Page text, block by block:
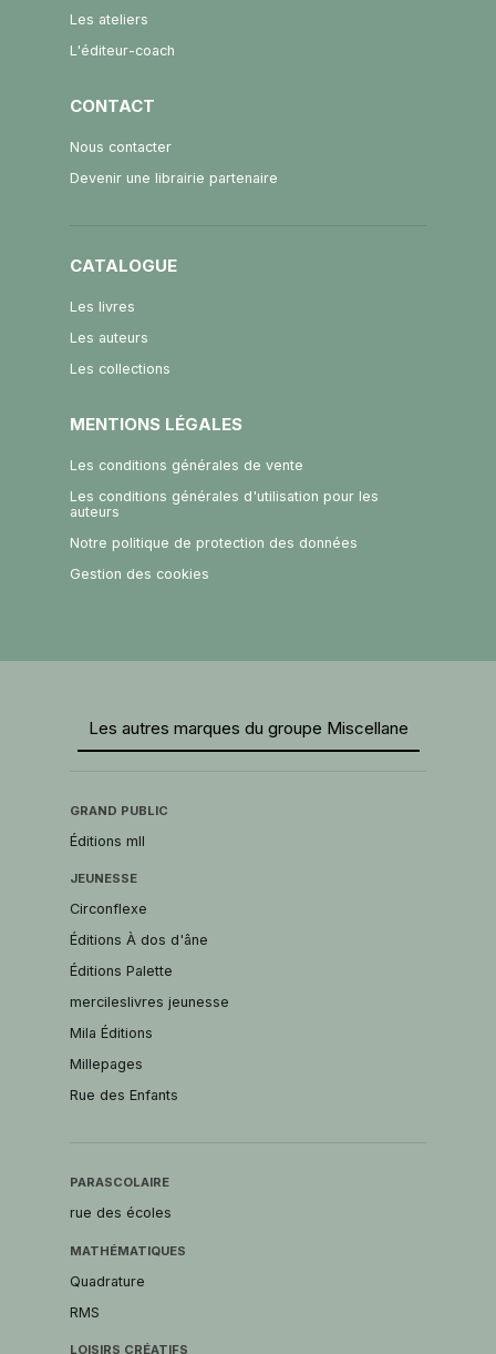
Les ateliers
L'éditeur-coach
CONTACT
Nous contacter
Devenir une librairie partenaire
CATALOGUE
Les livres
Les auteurs
Les collections
MENTIONS LÉGALES
Les conditions générales de vente
Les conditions générales d'utilisation pour les
auteurs
Notre politique de protection des données
Gestion des cookies
Les autres marques du groupe Miscellane
GRAND PUBLIC
Éditions mll
JEUNESSE
Circonflexe
Éditions À dos d'âne
Éditions Palette
mercileslivres jeunesse
Mila Éditions
Millepages
Rue des Enfants
PARASCOLAIRE
rue des écoles
MATHÉMATIQUES
Quadrature
RMS
LOISIRS CRÉATIFS